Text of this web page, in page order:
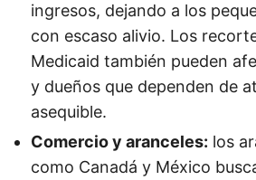
ingresos, dejando a los
con escaso alivio. Los
Medicaid también pueden
y dueños que dependen de
asequible.
Comercio y aranceles: los
como Canadá y México